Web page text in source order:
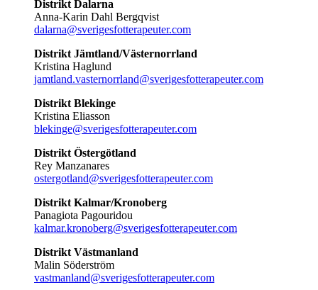
Distrikt Dalarna
Anna-Karin Dahl Bergqvist
dalarna@sverigesfotterapeuter.com
Distrikt Jämtland/Västernorrland
Kristina Haglund
jamtland.vasternorrland@sverigesfotterapeuter.com
Distrikt Blekinge
Kristina Eliasson
blekinge@sverigesfotterapeuter.com
Distrikt Östergötland
Rey Manzanares
ostergotland@sverigesfotterapeuter.com
Distrikt Kalmar/Kronoberg
Panagiota Pagouridou
kalmar.kronoberg@sverigesfotterapeuter.com
Distrikt Västmanland
Malin Söderström
vastmanland@sverigesfotterapeuter.com